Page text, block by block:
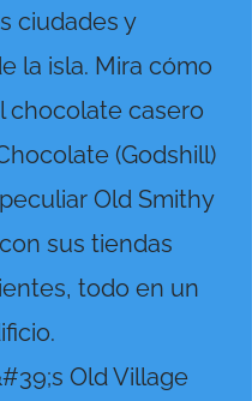
ciudades y
la isla. Mira cómo
chocolate casero
(Godshill)
Old Smithy
sus tiendas
todo en un
Old Village